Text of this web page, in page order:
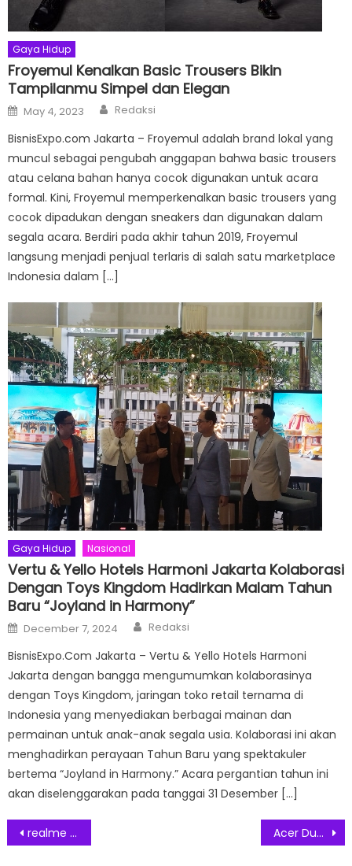
Gaya Hidup
Froyemul Kenalkan Basic Trousers Bikin
Tampilanmu Simpel dan Elegan
Posted
on
May 4, 2023 Author
Redaksi
BisnisExpo.com Jakarta – Froyemul adalah brand lokal yang
muncul sebagai pengubah anggapan bahwa basic trousers
atau celana bahan hanya cocok digunakan untuk acara
formal. Kini, Froyemul memperkenalkan basic trousers yang
cocok dipadukan dengan sneakers dan digunakan dalam
segala acara. Berdiri pada akhir tahun 2019, Froyemul
langsung menjadi penjual terlaris di salah satu marketplace
Indonesia dalam […]
Gaya Hidup Nasional
Vertu & Yello Hotels Harmoni Jakarta Kolaborasi
Dengan Toys Kingdom Hadirkan Malam Tahun
Baru “Joyland in Harmony”
Posted
on
December 7, 2024 Author
Redaksi
BisnisExpo.Com Jakarta – Vertu & Yello Hotels Harmoni
Jakarta dengan bangga mengumumkan kolaborasinya
dengan Toys Kingdom, jaringan toko retail ternama di
Indonesia yang menyediakan berbagai mainan dan
permainan untuk anak-anak segala usia. Kolaborasi ini akan
menghadirkan perayaan Tahun Baru yang spektakuler
bertema “Joyland in Harmony.” Acara pergantian tahun ini
akan diselenggarakan pada tanggai 31 Desember […]
Post
realme C85 Series Hadir di Indonesia dengan IP69 Pro, Standar Waterproof dan Durabilitas Terbaru Acer Dukung Perkembangan UMKM Indonesia dengan TravelMate X14: Xtra Secure, Xtra Connected, Xtra Tangguh